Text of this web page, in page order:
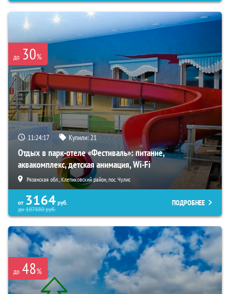
до 30%
11:24:16 Купили:21
Отдых в парк-отеле «Фестиваль»: питание,
аквакомплекс, детская анимация, Wi-Fi
Рязанская обл., Клепиковский район, пос. Чулис
от 3164 руб.
до107880руб.
ПОДРОБНЕЕ
до 48%